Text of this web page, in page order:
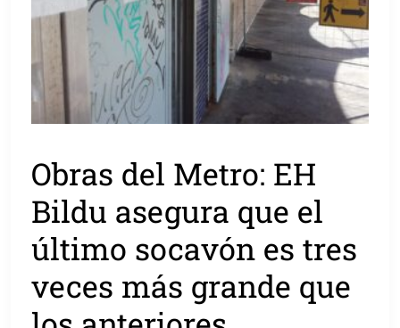
Obras del Metro: EH
Bildu asegura que el
último socavón es tres
veces más grande que